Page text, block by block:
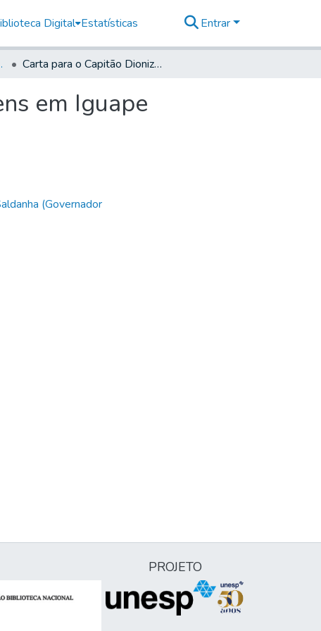
Digital Estatísticas Entrar
1776-1777 Carta para o Capitão Dionizio de Oliveira Guimaraens em Iguape
em Iguape
(Governador
PROJETO